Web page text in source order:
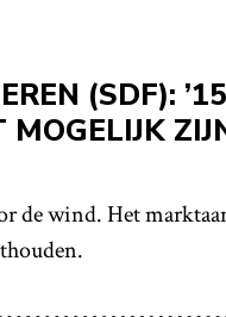
(SDF):
de wind. Het